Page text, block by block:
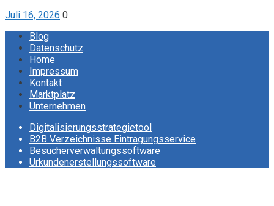
Juli 16, 2026 0
Blog
Datenschutz
Home
Impressum
Kontakt
Marktplatz
Unternehmen
Digitalisierungsstrategietool
B2B Verzeichnisse Eintragungsservice
Besucherverwaltungssoftware
Urkundenerstellungssoftware